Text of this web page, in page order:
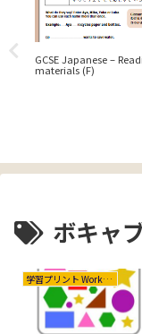
GCSE Japanese –
materials (F)
ボキャ
学習プリント Worksheets